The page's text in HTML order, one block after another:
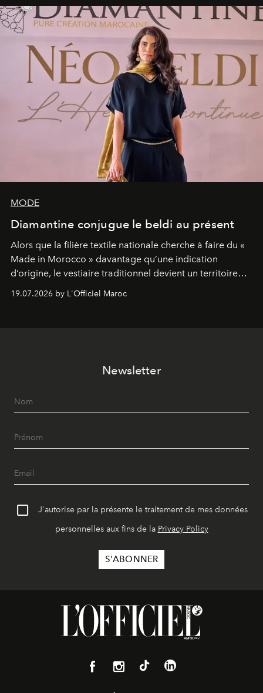
MODE
Diamantine conjugue le beldi au présent
Alors que la filière textile nationale cherche à faire du «
Made in Morocco » davantage qu’une indication
d’origine, le vestiaire traditionnel devient un territoire
révise les proportions et les usages pour l’inscrire dans
19.07.2026 by L'Officiel Maroc
Newsletter
J'autorise par la présente le traitement de mes données
personnelles aux fins de la Privacy Policy